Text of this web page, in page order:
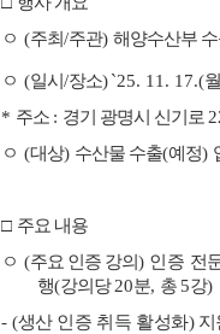
ㅇ (주최/주관) 해양수산부
ㅇ (일시 /장소)`25. 11. 17.(월
* 주소 : 경기 광명시 신기로
ㅇ (대상) 수산물 수출(예정)
□ 주요 내용
ㅇ (주요 인증 강의) 인증 전
행(강의당20분, 총 5강)
- (생산 인증 취득 활성화) 지